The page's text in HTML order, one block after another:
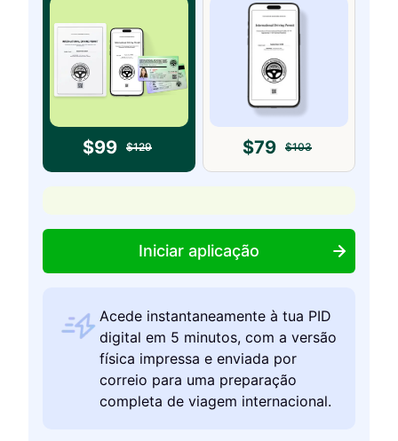
$99 $129 $79 $103
Iniciar aplicação
Acede instantaneamente à tua PID
digital em 5 minutos, com a versão
física impressa e enviada por
correio para uma preparação
completa de viagem internacional.